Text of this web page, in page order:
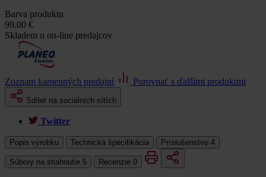
Barva produktu
99.00 €
Skladem u on-line predajcov
Zoznam kamenných predajní Porovnať s ďalšími produktmi
Sdílet na sociálních sítích
Twitter
Popis výrobku Technická špecifikácia Príslušenstvo 4
Súbory na stiahnutie 5 Recenzie 0